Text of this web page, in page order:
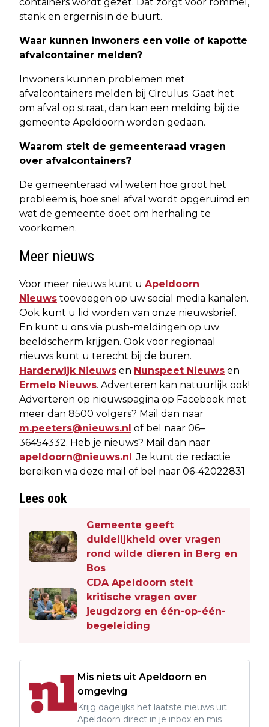
stank en ergernis in de buurt.
Waar kunnen inwoners een volle of kapotte
afvalcontainer melden?
Inwoners kunnen problemen met
afvalcontainers melden bij Circulus. Gaat het
om afval op straat, dan kan een melding bij de
gemeente Apeldoorn worden gedaan.
Waarom stelt de gemeenteraad vragen
over afvalcontainers?
De gemeenteraad wil weten hoe groot het
probleem is, hoe snel afval wordt opgeruimd en
wat de gemeente doet om herhaling te
voorkomen.
Meer nieuws
Voor meer nieuws kunt u Apeldoorn
Nieuws toevoegen op uw social media kanalen.
Ook kunt u lid worden van onze nieuwsbrief.
En kunt u ons via push-meldingen op uw
beeldscherm krijgen. Ook voor regionaal
nieuws kunt u terecht bij de buren.
Harderwijk Nieuws en Nunspeet Nieuws en
Ermelo Nieuws. Adverteren kan natuurlijk ook!
Adverteren op nieuwspagina op Facebook met
meer dan 8500 volgers? Mail dan naar
m.peeters@nieuws.nl of bel naar 06–
36454332. Heb je nieuws? Mail dan naar
apeldoorn@nieuws.nl. Je kunt de redactie
bereiken via deze mail of bel naar 06-42022831
Lees ook
Gemeente geeft
duidelijkheid over vragen
rond wilde dieren in Berg en
Bos
CDA Apeldoorn stelt
kritische vragen over
jeugdzorg en één-op-één-
begeleiding
Mis niets uit Apeldoorn en
omgeving
Krijg dagelijks het laatste nieuws uit
Apeldoorn direct in je inbox en mis